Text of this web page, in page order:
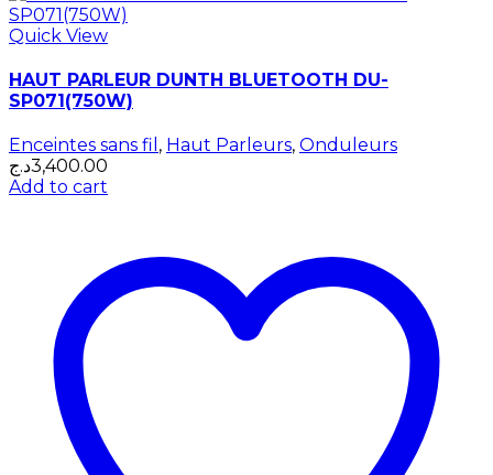
Quick View
HAUT PARLEUR DUNTH BLUETOOTH DU-
SP071(750W)
Enceintes sans fil , Haut Parleurs, Onduleurs
3,400.00د.ج
Add to cart